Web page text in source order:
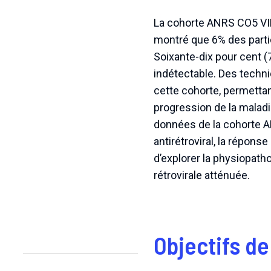
La cohorte ANRS CO5
montré que 6% des
Soixante-dix pour cent
indétectable. Des
cette cohorte,
progression de la
données de la cohorte
antirétroviral, la
d’explorer la
rétrovirale atténuée.
Objectifs de